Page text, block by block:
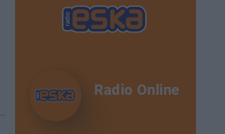
Radio Online